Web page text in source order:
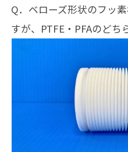
Q．ベローズ形状のフッ
すが、PTFE・PFAのどち